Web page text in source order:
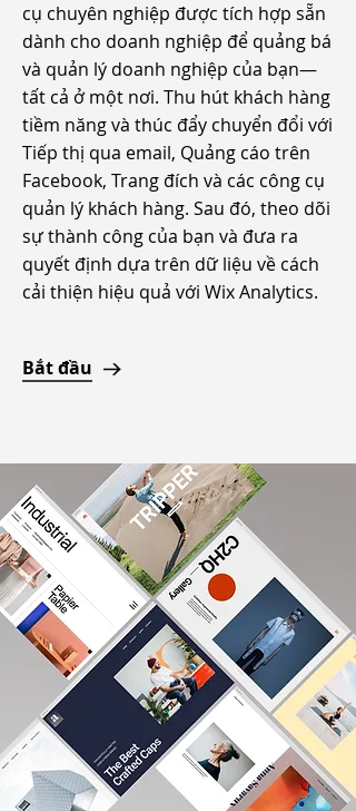
cụ chuyên nghiệp được tích hợp sẵn
dành cho doanh nghiệp để quảng bá
và quản lý doanh nghiệp của bạn—
tất cả ở một nơi. Thu hút khách hàng
tiềm năng và thúc đẩy chuyển đổi với
Tiếp thị qua email, Quảng cáo trên
Facebook, Trang đích và các công cụ
quản lý khách hàng. Sau đó, theo dõi
sự thành công của bạn và đưa ra
quyết định dựa trên dữ liệu về cách
cải thiện hiệu quả với Wix Analytics.
Bắt đầu